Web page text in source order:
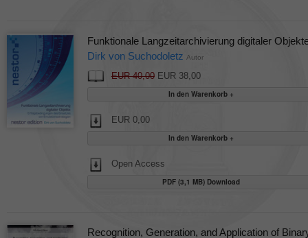
Funktionale Langzeitarchivierung digitaler
Dirk von Suchodoletz Autor
EUR 40,00EUR 38,00
EUR 0,00
Open Access
PDF (3,1 MB) Download
Recognition, Generation, and Application of